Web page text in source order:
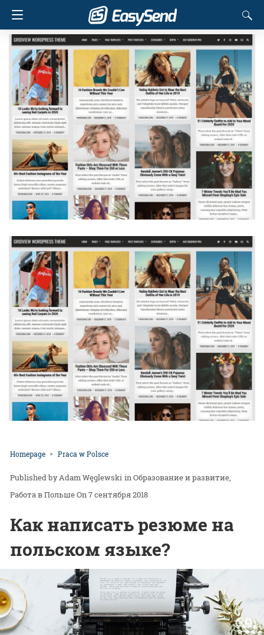
Homepage Praca w Polsce
Adam Węglewski inОбразование и развитие
Работа в ПольшеOn 7 сентября 2018
Как написать резюме на
польском языке?